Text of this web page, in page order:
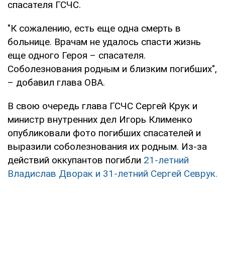
спасателя ГСЧС.
"К сожалению, есть еще одна смерть в
больнице. Врачам не удалось спасти жизнь
еще одного Героя – спасателя.
Соболезнования родным и близким погибших",
– добавил глава ОВА.
В свою очередь глава ГСЧС Сергей Крук и
министр внутренних дел Игорь Клименко
опубликовали фото погибших спасателей и
выразили соболезнования их родным. Из-за
действий оккупантов погибли 21-летний
Владислав Дворак и 31-летний Сергей Севрук.